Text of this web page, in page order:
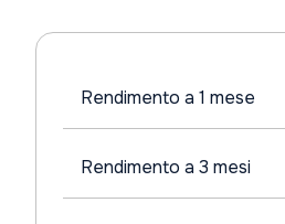
Rendimento a 1 mese
Rendimento a 3 mesi